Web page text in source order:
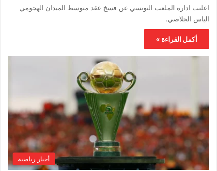
اعلنت ادارة الملعب التونسي عن فسخ عقد متوسط الميدان الهجومي
الياس الجلاصي.
أكمل القراءة »
أخبار رياضية